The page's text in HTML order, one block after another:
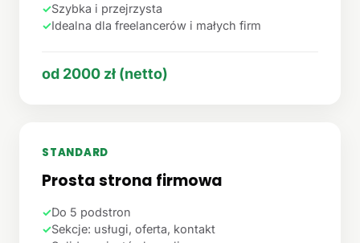
✓Szybka i przejrzysta
✓Idealna dla freelancerów i małych firm
od 2000 zł (netto)
STANDARD
Prosta strona firmowa
✓Do 5 podstron
✓Sekcje: usługi, oferta, kontakt